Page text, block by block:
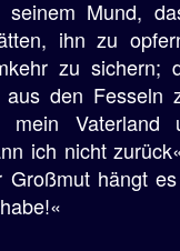
Mund,
ihn zu
zu sichern;
aus den Fesseln
mein Vaterland
ich nicht
Großmut hängt